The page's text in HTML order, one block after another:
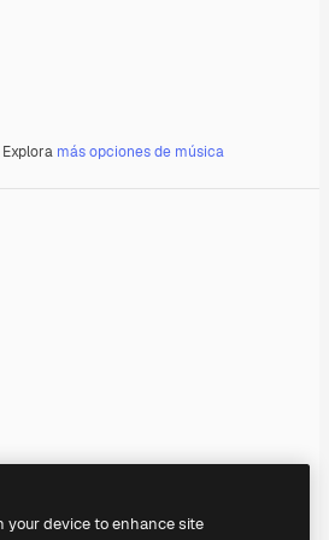
Explora más opciones de música
your device to enhance site